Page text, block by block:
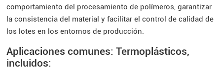
comportamiento del procesamiento de polímeros, garantizar
la consistencia del material y facilitar el control de calidad de
los lotes en los entornos de producción.
Aplicaciones comunes: Termoplásticos,
incluidos: